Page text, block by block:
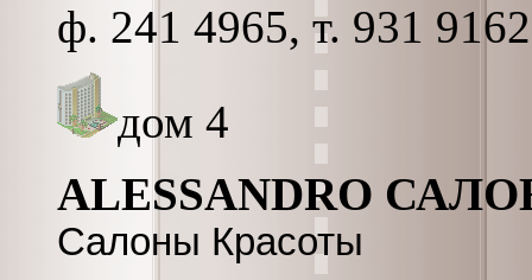
ф. 241 4965, т. 931 9162
дом 4
ALESSANDRO
Салоны Красоты